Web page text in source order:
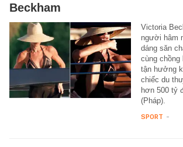
Beckham
Victoria
người hâm
dáng săn
cùng chồng
tận hưởng
chiếc du
hơn 500 tỷ
(Pháp).
SPORT -